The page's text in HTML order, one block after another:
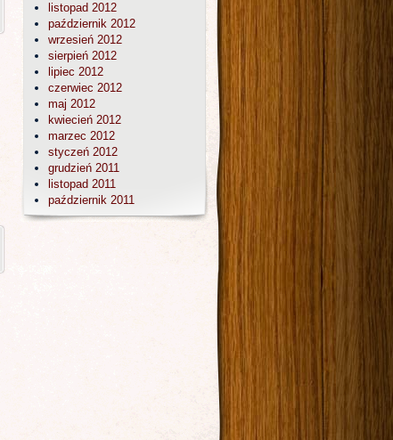
listopad 2012
październik 2012
wrzesień 2012
sierpień 2012
lipiec 2012
czerwiec 2012
maj 2012
kwiecień 2012
marzec 2012
styczeń 2012
grudzień 2011
listopad 2011
październik 2011